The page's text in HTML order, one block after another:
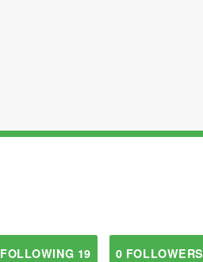
FOLLOWING 19 0 FOLLOWERS